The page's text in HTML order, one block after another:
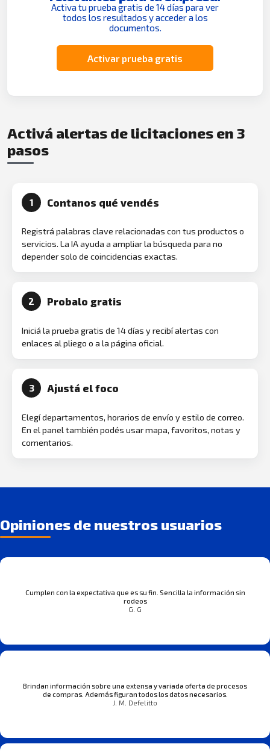
Activa tu prueba gratis de 14 días para ver
todos los resultados y acceder a los
documentos.
Activar prueba gratis
Activá alertas de licitaciones en 3
pasos
1 Contanos qué vendés
Registrá palabras clave relacionadas con tus productos o
servicios. La IA ayuda a ampliar la búsqueda para no
depender solo de coincidencias exactas.
2 Probalo gratis
Iniciá la prueba gratis de 14 días y recibí alertas con
enlaces al pliego o a la página oficial.
3 Ajustá el foco
Elegí departamentos, horarios de envío y estilo de correo.
En el panel también podés usar mapa, favoritos, notas y
comentarios.
Opiniones de nuestros usuarios
Cumplen con la expectativa que es su fin. Sencilla la información sin
rodeos
G. G
Brindan información sobre una extensa y variada oferta de procesos
de compras. Además figuran todos los datos necesarios.
J. M. Defelitto